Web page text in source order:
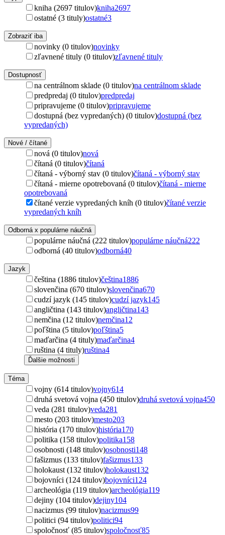
kniha (2697 titulov)kniha2697
ostatné (3 tituly)ostatné3
Zobraziť iba
novinky (0 titulov)novinky
zľavnené tituly (0 titulov)zľavnené tituly
Dostupnosť
na centrálnom sklade (0 titulov)na centrálnom sklade
predpredaj (0 titulov)predpredaj
pripravujeme (0 titulov)pripravujeme
dostupná (bez vypredaných) (0 titulov)dostupná (bez
vypredaných)
Nové / čítané
nová (0 titulov)nová
čítaná (0 titulov)čítaná
čítaná - výborný stav (0 titulov)čítaná - výborný stav
čítaná - mierne opotrebovaná (0 titulov)čítaná - mierne
opotrebovaná
čítané verzie vypredaných kníh (0 titulov)čítané verzie
vypredaných kníh
Odborná x populárne náučná
populárne náučná (222 titulov)populárne náučná222
odborná (40 titulov)odborná40
Jazyk
čeština (1886 titulov)čeština1886
slovenčina (670 titulov)slovenčina670
cudzí jazyk (145 titulov)cudzí jazyk145
angličtina (143 titulov)angličtina143
nemčina (12 titulov)nemčina12
poľština (5 titulov)poľština5
maďarčina (4 tituly)maďarčina4
ruština (4 tituly)ruština4
Ďalšie možnosti
Téma
vojny (614 titulov)vojny614
druhá svetová vojna (450 titulov)druhá svetová vojna450
veda (281 titulov)veda281
mesto (203 titulov)mesto203
história (170 titulov)história170
politika (158 titulov)politika158
osobnosti (148 titulov)osobnosti148
fašizmus (133 titulov)fašizmus133
holokaust (132 titulov)holokaust132
bojovníci (124 titulov)bojovníci124
archeológia (119 titulov)archeológia119
dejiny (104 titulov)dejiny104
nacizmus (99 titulov)nacizmus99
politici (94 titulov)politici94
spoločnosť (85 titulov)spoločnosť85